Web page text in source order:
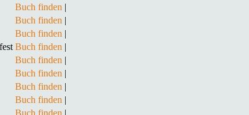
Buch finden |
Buch finden |
Buch finden |
Buch finden |
Buch finden |
Buch finden |
Buch finden |
Buch finden |
Buch finden |